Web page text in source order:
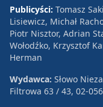
Publicyści: Tomasz
Lisiewicz, Michał
Piotr Nisztor, Adrian
Wołodźko, Krzysztof
Herman
Wydawca: Słowo
Filtrowa 63 / 43, 02-